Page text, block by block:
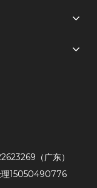
（广东）
理15050490776